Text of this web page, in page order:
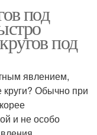
под
под
явлением,
круги? Обычно при
и не особо